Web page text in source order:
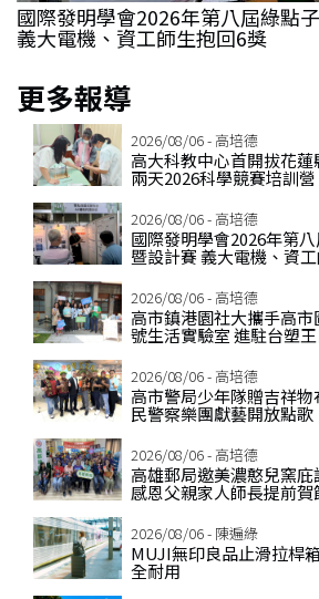
國際發明學會2026年第八屆綠點
義大電機、資工師生抱回6獎
更多報導
2026/08/06 - 高培德
高大科教中心首開拔花
兩天2026科學競賽培訓營
2026/08/06 - 高培德
國際發明學會2026年第
暨設計賽 義大電機、資
2026/08/06 - 高培德
高市鎮港園社大攜手高
號生活實驗室 進駐台塑
2026/08/06 - 高培德
高市警局少年隊贈吉祥
民警察樂團獻藝開放點歌
2026/08/06 - 高培德
高雄郵局邀美濃憨兒窯庇
感恩父親家人師長提前賀
2026/08/06 - 陳遍綠
MUJI無印良品止滑拉桿
全耐用